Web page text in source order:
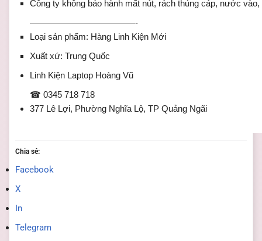
Công ty không bảo hành mất nút, rách thủng cáp, nước
————————————-
Loại sản phẩm: Hàng Linh Kiện Mới
Xuất xứ: Trung Quốc
Linh Kiện Laptop Hoàng Vũ
☎ 0345 718 718
377 Lê Lợi, Phường Nghĩa Lộ, TP Quảng Ngãi
Chia sẻ:
Facebook
X
In
Telegram